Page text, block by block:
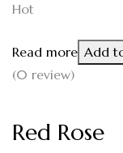
Hot
Read more Add
(0 review)
Red Rose